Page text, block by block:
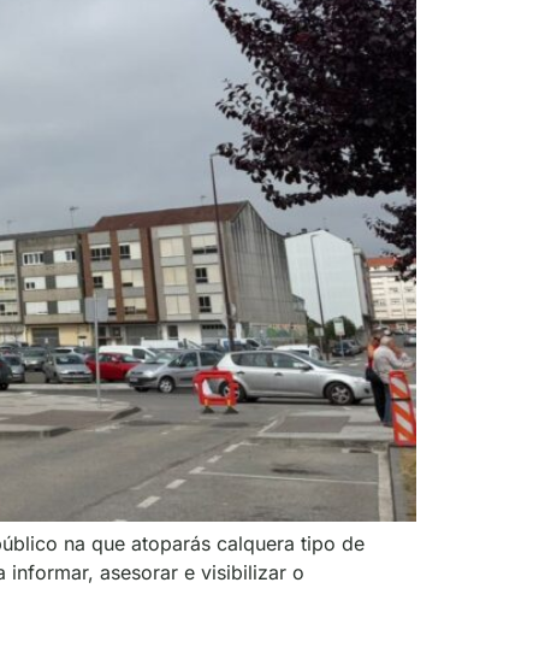
na que atoparás calquera tipo de
informar, asesorar e visibilizar o